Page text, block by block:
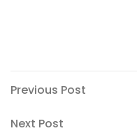
Previous
Previous Post
Next
Next Post